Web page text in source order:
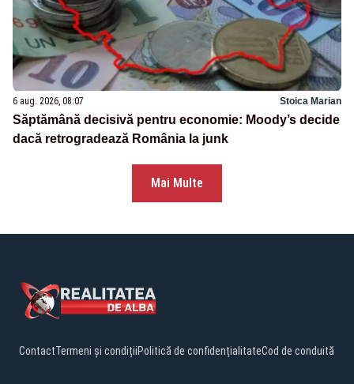
6 aug. 2026, 08:07 Stoica Marian
Săptămână decisivă pentru economie: Moody’s decide
dacă retrogradează România la junk
Mai Multe
ContactTermeni și condițiiPolitică de confidențialitateCod de conduită